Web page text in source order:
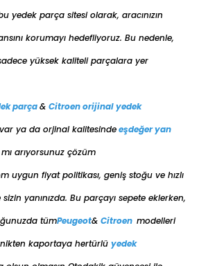
yedek parça sitesi olarak, aracınızın
korumayı hedefliyoruz. Bu nedenle,
yüksek kaliteli parçalara yer
parça& Citroen orijinal yedek
var ya da orjinal kalitesindeeşdeğeryan
mı arıyorsunuz çözüm
uygun fiyat politikası, geniş stoğu ve hızlı
yanınızda. Bu parçayı sepete eklerken,
tümPeugeot& Citroen modelleri
kaportaya hertürlü yedek